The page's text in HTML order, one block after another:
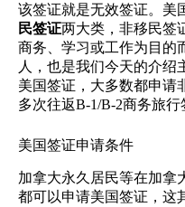
该签证就是无效签证。美
民签证两大类，非移民签
商务、学习或工作为目的
人，也是我们今天的介绍
美国签证，大多数都申请
多次往返B-1/B-2商务旅行
美国签证申请条件
加拿大永久居民等在加拿
都可以申请美国签证，这